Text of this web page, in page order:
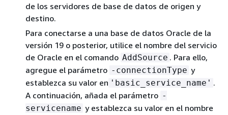
de los servidores de base de datos de origen y
destino.
Para conectarse a una base de datos Oracle de la
versión 19 o posterior, utilice el nombre del servicio
de Oracle en el comando AddSource . Para ello,
agregue el parámetro -connectionType y
establezca su valor en 'basic_service_name' .
A continuación, añada el parámetro -
servicename y establezca su valor en el nombre